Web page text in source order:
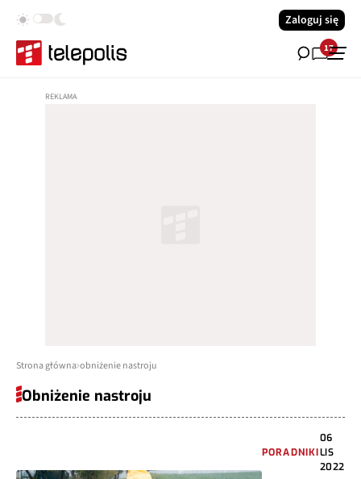
Zaloguj się
17
Strona główna obniżenie nastroju
Obniżenie nastroju
PORADNIKI
06
LIS
2022